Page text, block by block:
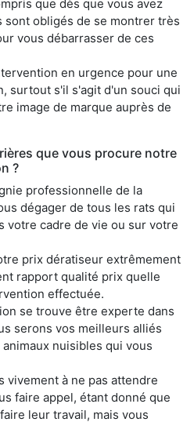
que dès que vous avez
sont obligés de se montrer très
vous débarrasser de ces
en urgence pour une
surtout s'il s'agit d'un souci qui
image de marque auprès de
que vous procure notre
?
professionnelle de la
dégager de tous les rats qui
votre cadre de vie ou sur votre
prix dératiseur extrêmement
rapport qualité prix quelle
effectuée.
se trouve être experte dans
serons vos meilleurs alliés
nuisibles qui vous
vivement à ne pas attendre
faire appel, étant donné que
leur travail, mais vous